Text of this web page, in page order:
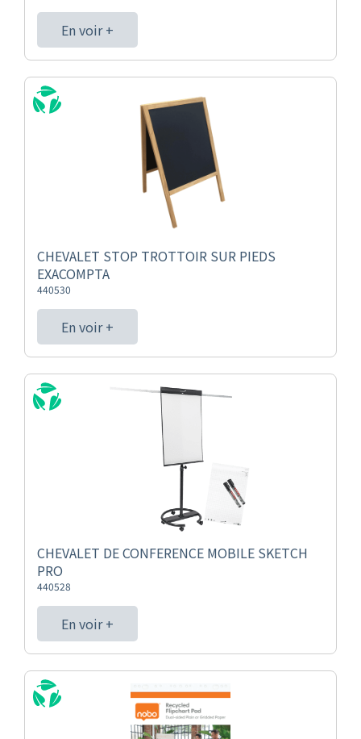
En voir +
CHEVALET STOP TROTTOIR SUR PIEDS
EXACOMPTA
440530
En voir +
CHEVALET DE CONFERENCE MOBILE SKETCH
PRO
440528
En voir +